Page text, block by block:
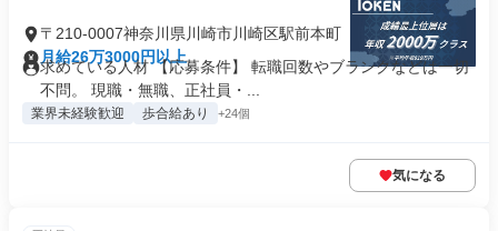
〒210-0007神奈川県川崎市川崎区駅前本町
月給26万3000円以上
求めている人材 【応募条件】 転職回数やブランクなどは一切
不問。 現職・無職、正社員・...
業界未経験歓迎 歩合給あり +24個
気になる